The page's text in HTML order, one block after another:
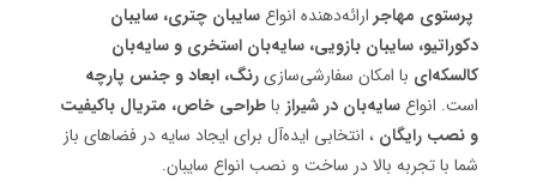
پرستوی مهاجر ارائه‌دهنده انواعسایبان چتری، سایبان
دکوراتیو، سایبان بازویی، سایه‌بان استخری و سایه‌بان
کالسکه‌ای با امکان سفارشی‌سازیرنگ، ابعاد و جنس پارچه
است. انواعسایه‌بان در شیراز باطراحی خاص، متریال باکیفیت
و نصب رایگان ، انتخابی ایده‌آل برای ایجاد سایه در فضاهای باز
شما با تجربه بالا در ساخت و نصب انواع سایبان.